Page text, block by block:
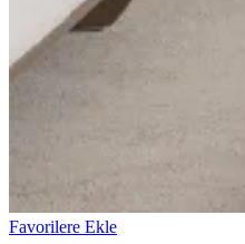
Favorilere Ekle